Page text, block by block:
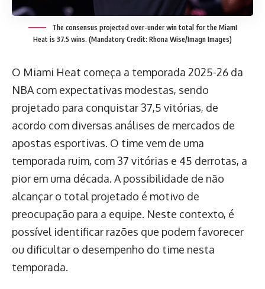
The consensus projected over-under win total for the MiamI
Heat is 37.5 wins. (Mandatory Credit: Rhona Wise/Imagn Images)
O Miami Heat começa a temporada 2025-26 da
NBA com expectativas modestas, sendo
projetado para conquistar 37,5 vitórias, de
acordo com diversas análises de mercados de
apostas esportivas. O time vem de uma
temporada ruim, com 37 vitórias e 45 derrotas, a
pior em uma década. A possibilidade de não
alcançar o total projetado é motivo de
preocupação para a equipe. Neste contexto, é
possível identificar razões que podem favorecer
ou dificultar o desempenho do time nesta
temporada.